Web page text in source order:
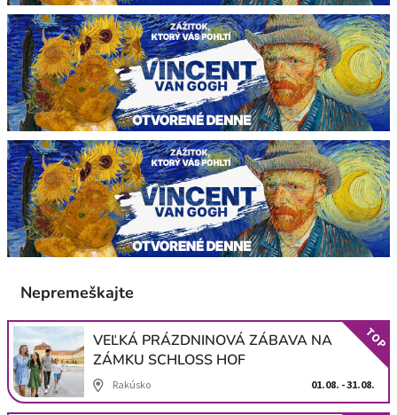
Nepremeškajte
VEĽKÁ PRÁZDNINOVÁ ZÁBAVA NA
ZÁMKU SCHLOSS HOF
Rakúsko 01.08. - 31.08.
TOP